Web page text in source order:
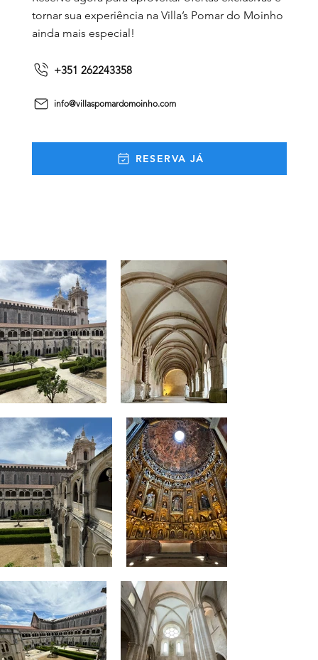
tornar sua experiência na Villa’s Pomar do Moinho
ainda mais especial!
+351 262243358
info@villaspomardomoinho.com
RESERVA JÁ